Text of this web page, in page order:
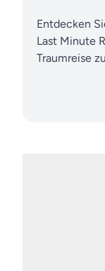
Entdecken
Last Minute
Traumreise